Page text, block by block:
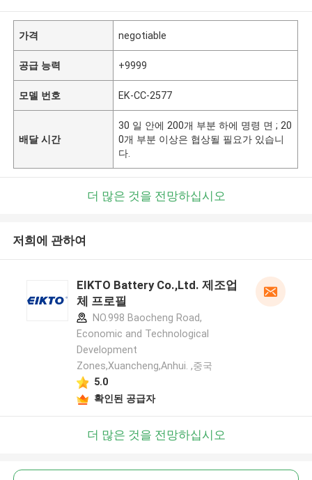
가격 negotiable
공급 능력 +9999
모델 번호 EK-CC-2577
배달 시간
30 일 안에 200개 부분 하에 명령 면 ; 20
0개 부분 이상은 협상될 필요가 있습니
다.
더 많은 것을 전망하십시오
저희에 관하여
EIKTO Battery Co.,Ltd. 제조업
체 프로필
NO.998 Baocheng Road,
Economic and Technological
Development
Zones,Xuancheng,Anhui. ,중국
5.0
확인된 공급자
더 많은 것을 전망하십시오